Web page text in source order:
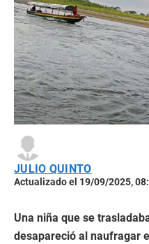
JULIO QUINTO
Actualizado el 19/09/2025,
Una niña que se
desapareció al naufragar